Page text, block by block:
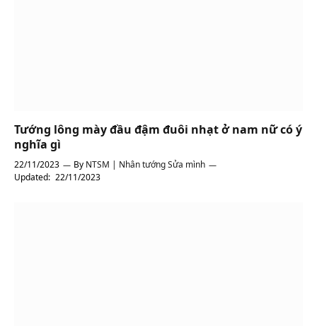
Tướng lông mày đầu đậm đuôi nhạt ở nam nữ có ý
nghĩa gì
22/11/2023 By NTSM | Nhân tướng Sửa mình
Updated: 22/11/2023